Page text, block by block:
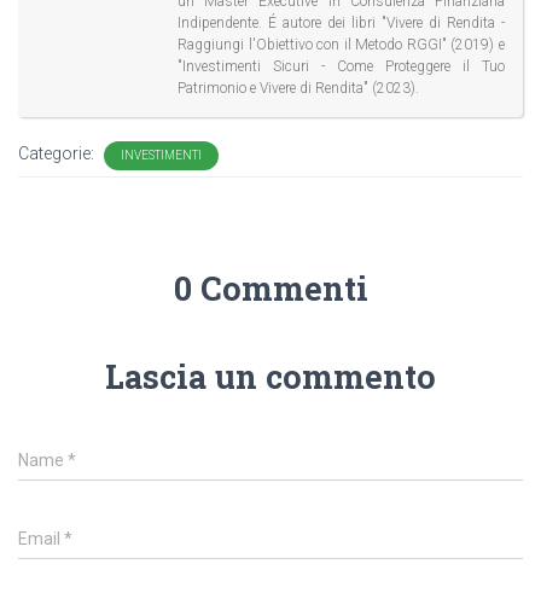
Indipendente. É autore dei libri "Vivere di Rendita -
Raggiungi l'Obiettivo con il Metodo RGGI" (2019) e
"Investimenti Sicuri - Come Proteggere il Tuo
Patrimonio e Vivere di Rendita" (2023).
Categorie: INVESTIMENTI
0 Commenti
Lascia un commento
Name *
Email *